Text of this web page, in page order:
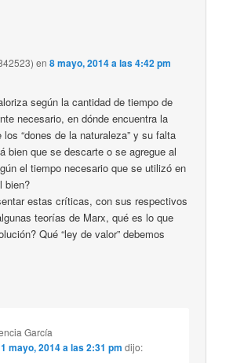
en8 mayo, 2014 a las 4:42 pm
según la cantidad de tiempo de
necesario, en dónde encuentra la
“dones de la naturaleza” y su falta
bien que se descarte o se agregue al
el tiempo necesario que se utilizó en
bien?
estas críticas, con sus respectivos
teorías de Marx, qué es lo que
Qué “ley de valor” debemos
García
mayo, 2014 a las 2:31 pm dijo: